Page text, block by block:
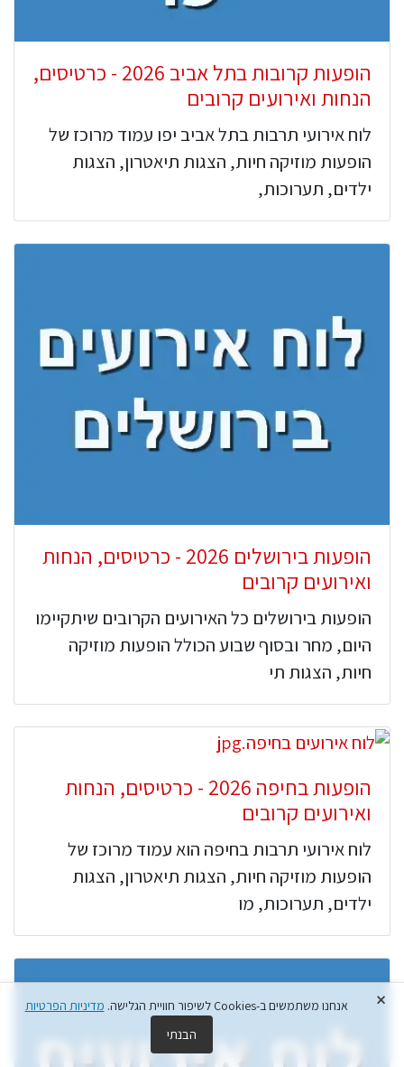
הופעות קרובות בתל אביב 2026 - כרטיסים,
הנחות ואירועים קרובים
לוח אירועי תרבות בתל אביב יפו עמוד מרוכז של
הופעות מוזיקה חיות, הצגות תיאטרון, הצגות
ילדים, תערוכות,
הופעות בירושלים 2026 - כרטיסים, הנחות
ואירועים קרובים
הופעות בירושלים כל האירועים הקרובים שיתקיימו
היום, מחר ובסוף שבוע הכולל הופעות מוזיקה
חיות, הצגות תי
הופעות בחיפה 2026 - כרטיסים, הנחות
ואירועים קרובים
לוח אירועי תרבות בחיפה הוא עמוד מרוכז של
הופעות מוזיקה חיות, הצגות תיאטרון, הצגות
ילדים, תערוכות, מו
× אנחנו משתמשים ב-Cookies לשיפור חוויית הגלישה. מדיניות הפרטיות
הבנתי